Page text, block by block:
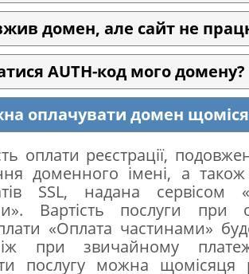
домен, але сайт не
AUTH-код мого домену?
оплачувати домен
оплати реєстрації,
доменного імені, а також
SSL, надана сервісом
Вартість послуги при
«Оплата частинами»
при звичайному
послугу можна щомісяця